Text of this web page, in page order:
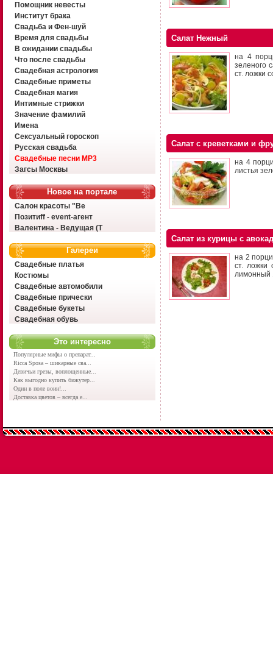
Помощник невесты
Институт брака
Свадьба и Фен-шуй
Время для свадьбы
В ожидании свадьбы
Что после свадьбы
Свадебная астрология
Свадебные приметы
Свадебная магия
Интимные стрижки
Значение фамилий
Имена
Сексуальный гороскоп
Русская свадьба
Свадебные песни MP3
Загсы Москвы
Новое на портале
Салон красоты "Ве
Позитиff - event-агент
Валентина - Ведущая (Т
Галереи
Свадебные платья
Костюмы
Свадебные автомобили
Свадебные прически
Свадебные букеты
Свадебная обувь
Это интересно
Популярные мифы о препарат...
Ricca Sposa – шикарные сва...
Девичьи грезы, воплощенные...
Как выгодно купить бижутер...
Один в поле воин!...
Доставка цветов – всегда е...
Салат Нежный
на 4
зеленого
ст. ложки
Салат с креветками и
на 4
листья
Салат из курицы с
на 2
ст. ложки
лимонный